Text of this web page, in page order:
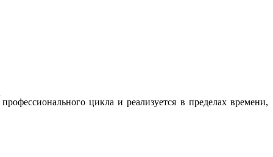
цикла и реализуется в пределах времени,